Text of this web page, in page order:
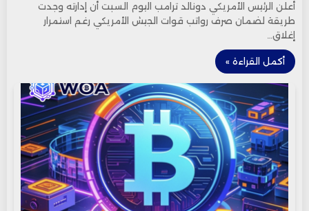
أعلن الرئيس الأمريكي دونالد ترامب اليوم السبت أن إدارته وجدت
طريقة لضمان صرف رواتب قوات الجيش الأمريكي رغم استمرار
إغلاق…
أكمل القراءة »